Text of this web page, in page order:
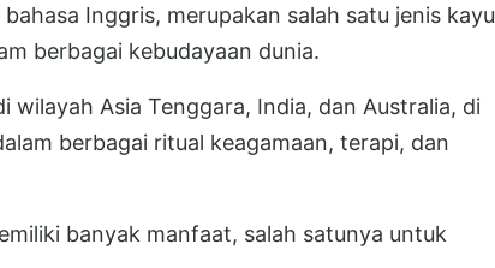
Inggris, merupakan salah satu jenis kayu
berbagai kebudayaan dunia.
wilayah Asia Tenggara, India, dan Australia, di
berbagai ritual keagamaan, terapi, dan
banyak manfaat, salah satunya untuk